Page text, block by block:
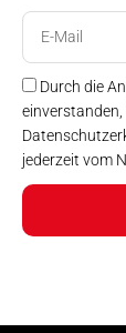
Durch die
jederzeit vom